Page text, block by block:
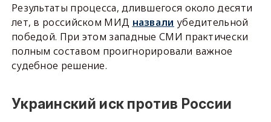
Результаты процесса, длившегося около десяти
лет, в российском МИД назвали убедительной
победой. При этом западные СМИ практически
полным составом проигнорировали важное
судебное решение.
Украинский иск против России